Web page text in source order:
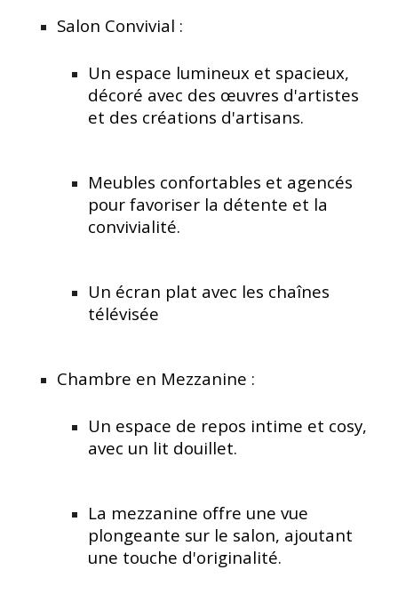
Salon Convivial :
Un espace lumineux et spacieux,
décoré avec des œuvres d'artistes
et des créations d'artisans.
Meubles confortables et agencés
pour favoriser la détente et la
convivialité.
Un écran plat avec les chaînes
télévisée
Chambre en Mezzanine :
Un espace de repos intime et cosy,
avec un lit douillet.
La mezzanine offre une vue
plongeante sur le salon, ajoutant
une touche d'originalité.